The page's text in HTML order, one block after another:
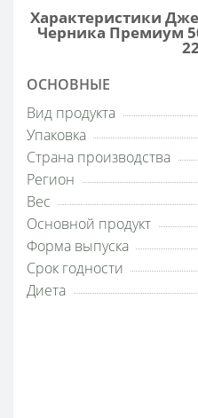
Характеристики
Черника Премиум
ОСНОВНЫЕ
Вид продукта
Упаковка
Страна производства
Регион
Вес
Основной продукт
Форма выпуска
Срок годности
Диета